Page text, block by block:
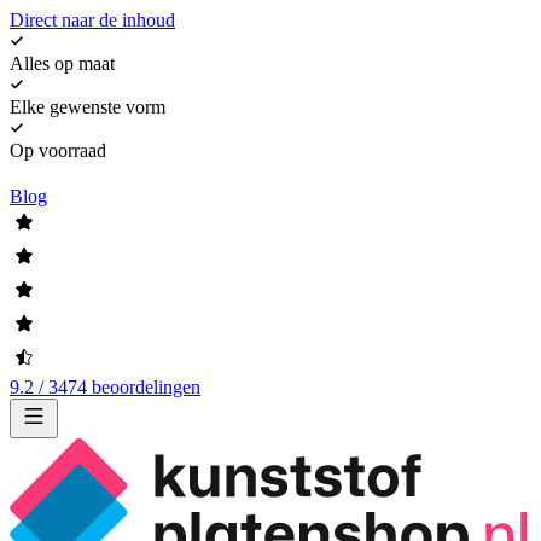
Direct naar de inhoud
Alles op maat
Elke gewenste vorm
Op voorraad
Blog
9.2 / 3474 beoordelingen